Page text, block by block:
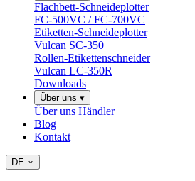
Flachbett-Schneideplotter
FC-500VC / FC-700VC
Etiketten-Schneideplotter
Vulcan SC-350
Rollen-Etikettenschneider
Vulcan LC-350R
Downloads
Über uns ▾
Über uns Händler
Blog
Kontakt
DE